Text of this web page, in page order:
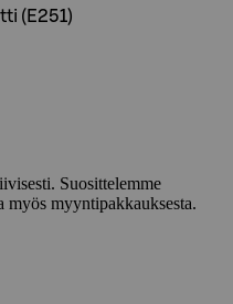
(E251)
Suosittelemme
myös myyntipakkauksesta.